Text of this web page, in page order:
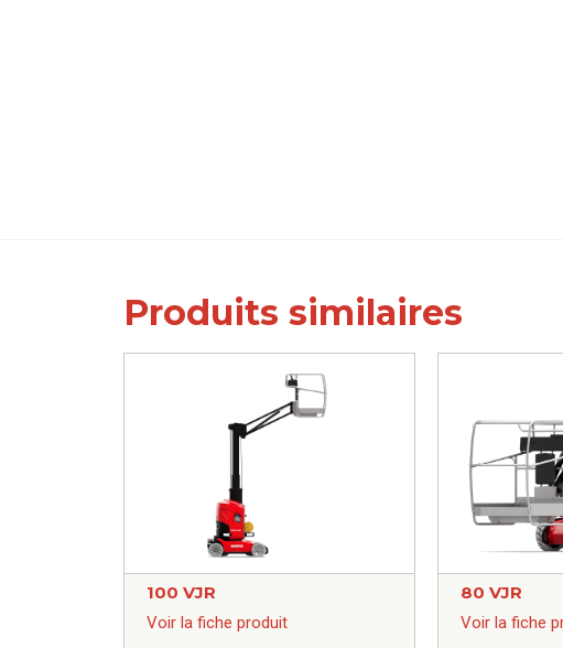
Produits similaires
100 VJR
Voir la fiche produit
80 VJR
Voir la fiche